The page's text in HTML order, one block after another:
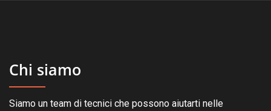
Chi siamo
Siamo un team di tecnici che possono aiutarti nelle